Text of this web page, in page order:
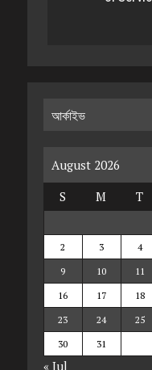
আর্কাইভ
August 2026
S
M T
2
3 4
9
10 11
16
17 18
23
24 25
30
31
« Jul